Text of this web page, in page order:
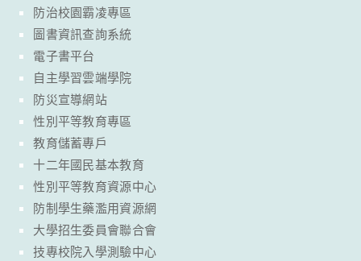
防治校園霸凌專區
圖書資訊查詢系統
電子書平台
自主學習雲端學院
防災宣導網站
性別平等教育專區
教育儲蓄專戶
十二年國民基本教育
性別平等教育資源中心
防制學生藥濫用資源網
大學招生委員會聯合會
技專校院入學測驗中心